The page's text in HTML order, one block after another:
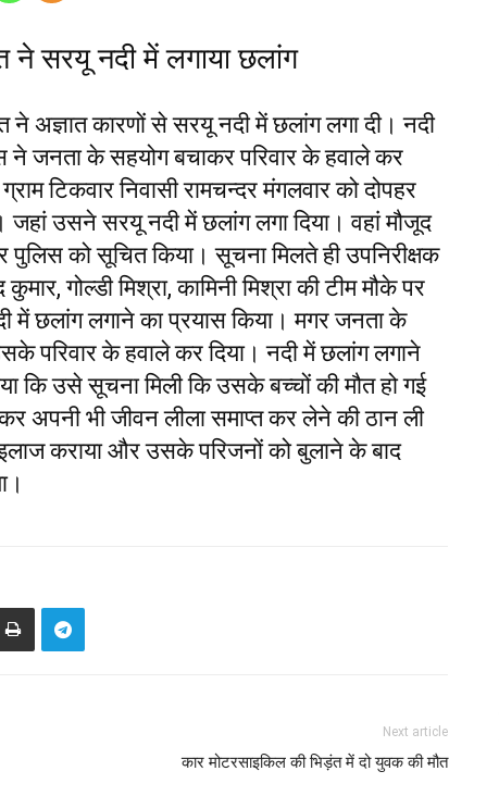
ने सरयू नदी में लगाया छलांग
अज्ञात कारणों से सरयू नदी में छलांग लगा दी। नदी
ने जनता के सहयोग बचाकर परिवार के हवाले कर
टिकवार निवासी रामचन्दर मंगलवार को दोपहर
उसने सरयू नदी में छलांग लगा दिया। वहां मौजूद
को सूचित किया। सूचना मिलते ही उपनिरीक्षक
गोल्डी मिश्रा, कामिनी मिश्रा की टीम मौके पर
में छलांग लगाने का प्रयास किया। मगर जनता के
के हवाले कर दिया। नदी में छलांग लगाने
कि उसे सूचना मिली कि उसके बच्चों की मौत हो गई
अपनी भी जीवन लीला समाप्त कर लेने की ठान ली
कराया और उसके परिजनों को बुलाने के बाद
Next article
कार मोटरसाइकिल की भिड़ंत में दो युवक की मौत